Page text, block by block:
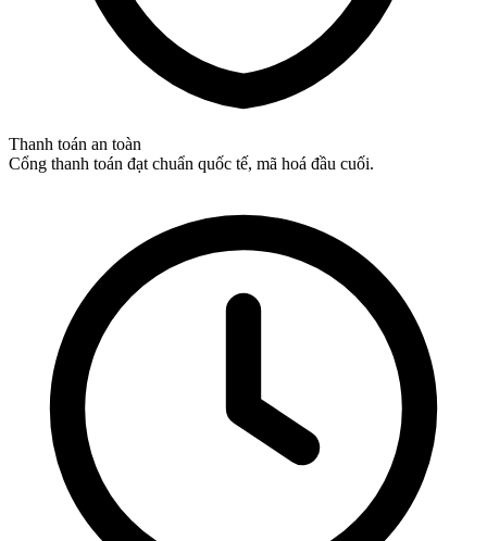
Thanh toán an toàn
Cổng thanh toán đạt chuẩn quốc tế, mã hoá đầu cuối.